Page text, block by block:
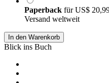
Paperback fürUS$
Versand weltweit
In den Warenkorb
Blick ins Buch